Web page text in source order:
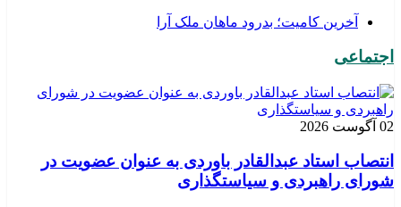
​آخرین کامیت؛ بدرود ماهان ملک آرا
اجتماعی
02 آگوست 2026
انتصاب استاد عبدالقادر باوردی به عنوان عضویت در
شورای راهبردی و سیاستگذاری